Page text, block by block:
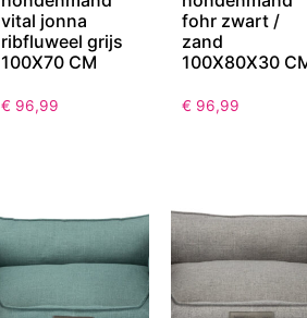
vital jonna
ribfluweel grijs
100X70 CM
€ 96,99
fohr zwart /
zand
100X80X30
€ 96,99